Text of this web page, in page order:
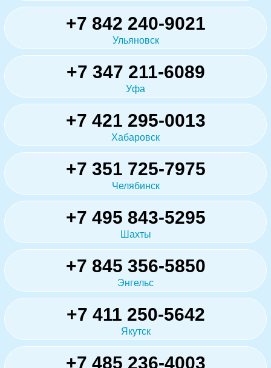
+7 842 240-9021
Ульяновск
+7 347 211-6089
Уфа
+7 421 295-0013
Хабаровск
+7 351 725-7975
Челябинск
+7 495 843-5295
Шахты
+7 845 356-5850
Энгельс
+7 411 250-5642
Якутск
+7 485 236-4003